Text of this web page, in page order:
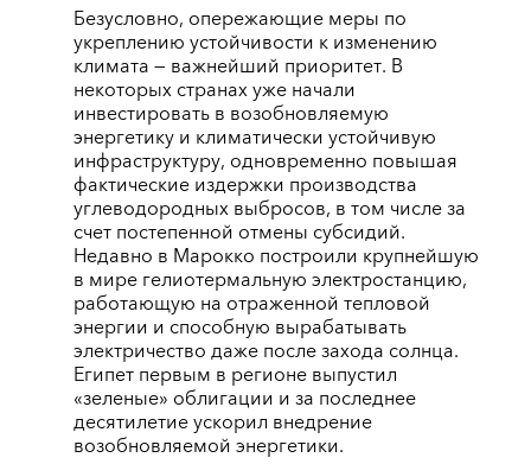
Безусловно, опережающие меры по
укреплению устойчивости к изменению
климата ― важнейший приоритет. В
некоторых странах уже начали
инвестировать в возобновляемую
энергетику и климатически устойчивую
инфраструктуру, одновременно повышая
фактические издержки производства
углеводородных выбросов, в том числе за
счет постепенной отмены субсидий.
Недавно в Марокко построили крупнейшую
в мире гелиотермальную электростанцию,
работающую на отраженной тепловой
энергии и способную вырабатывать
электричество даже после захода солнца.
Египет первым в регионе выпустил
«зеленые» облигации и за последнее
десятилетие ускорил внедрение
возобновляемой энергетики.